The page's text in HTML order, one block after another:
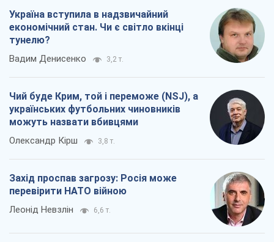
Україна вступила в надзвичайний
економічний стан. Чи є світло вкінці
тунелю?
Вадим Денисенко 3,2 т.
Чий буде Крим, той і переможе (NSJ), а
українських футбольних чиновників
можуть назвати вбивцями
Олександр Кірш 3,8 т.
Захід проспав загрозу: Росія може
перевірити НАТО війною
Леонід Невзлін 6,6 т.